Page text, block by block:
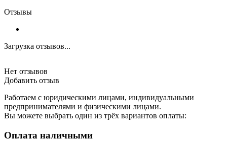
Отзывы
Загрузка отзывов...
Нет отзывов
Добавить отзыв
Работаем с юридическими лицами, индивидуальными
предпринимателями и физическими лицами.
Вы можете выбрать один из трёх вариантов оплаты:
Оплата наличными